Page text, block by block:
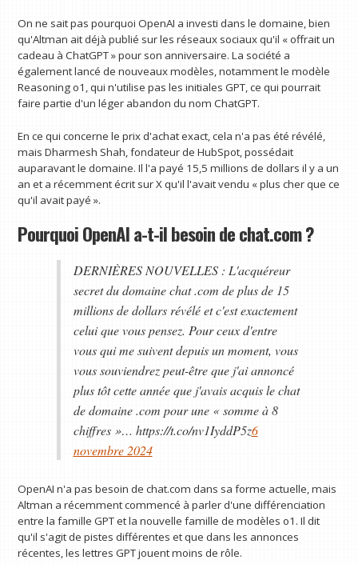
On ne sait pas pourquoi OpenAI a investi dans le domaine, bien
qu'Altman ait déjà publié sur les réseaux sociaux qu'il « offrait un
cadeau à ChatGPT » pour son anniversaire. La société a
également lancé de nouveaux modèles, notamment le modèle
Reasoning o1, qui n'utilise pas les initiales GPT, ce qui pourrait
faire partie d'un léger abandon du nom ChatGPT.
En ce qui concerne le prix d'achat exact, cela n'a pas été révélé,
mais Dharmesh Shah, fondateur de HubSpot, possédait
auparavant le domaine. Il l'a payé 15,5 millions de dollars il y a un
an et a récemment écrit sur X qu'il l'avait vendu « plus cher que ce
qu'il avait payé ».
Pourquoi OpenAI a-t-il besoin de chat.com ?
DERNIÈRES NOUVELLES : L'acquéreur
secret du domaine chat .com de plus de 15
millions de dollars révélé et c'est exactement
celui que vous pensez. Pour ceux d'entre
vous qui me suivent depuis un moment, vous
vous souviendrez peut-être que j'ai annoncé
plus tôt cette année que j'avais acquis le chat
de domaine .com pour une « somme à 8
chiffres »… https://t.co/nv1IyddP5z6
novembre 2024
OpenAI n'a pas besoin de chat.com dans sa forme actuelle, mais
Altman a récemment commencé à parler d'une différenciation
entre la famille GPT et la nouvelle famille de modèles o1. Il dit
qu'il s'agit de pistes différentes et que dans les annonces
récentes, les lettres GPT jouent moins de rôle.